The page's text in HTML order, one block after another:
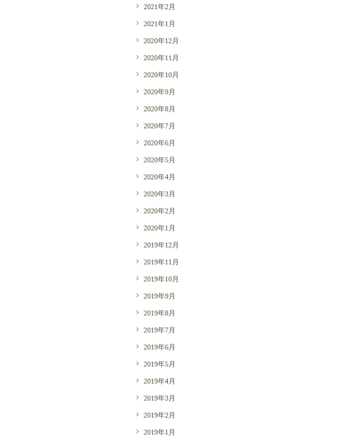
2021年2月
2021年1月
2020年12月
2020年11月
2020年10月
2020年9月
2020年8月
2020年7月
2020年6月
2020年5月
2020年4月
2020年3月
2020年2月
2020年1月
2019年12月
2019年11月
2019年10月
2019年9月
2019年8月
2019年7月
2019年6月
2019年5月
2019年4月
2019年3月
2019年2月
2019年1月